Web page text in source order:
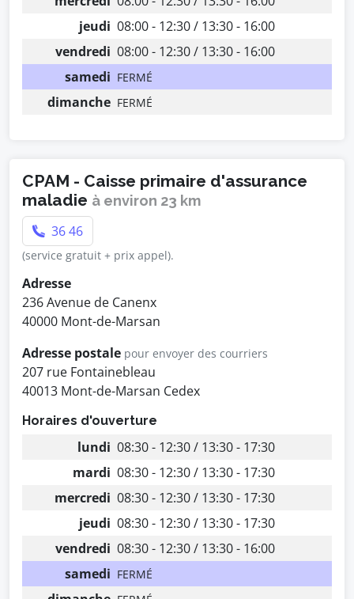
jeudi 08:00 - 12:30 / 13:30 - 16:00
vendredi 08:00 - 12:30 / 13:30 - 16:00
samedi FERMÉ
dimanche FERMÉ
CPAM - Caisse primaire d'assurance
maladie à environ 23 km
36 46
(service gratuit + prix appel).
Adresse
236 Avenue de Canenx
40000 Mont-de-Marsan
Adresse postale pour envoyer des courriers
207 rue Fontainebleau
40013 Mont-de-Marsan Cedex
Horaires d'ouverture
lundi 08:30 - 12:30 / 13:30 - 17:30
mardi 08:30 - 12:30 / 13:30 - 17:30
mercredi 08:30 - 12:30 / 13:30 - 17:30
jeudi 08:30 - 12:30 / 13:30 - 17:30
vendredi 08:30 - 12:30 / 13:30 - 16:00
samedi FERMÉ